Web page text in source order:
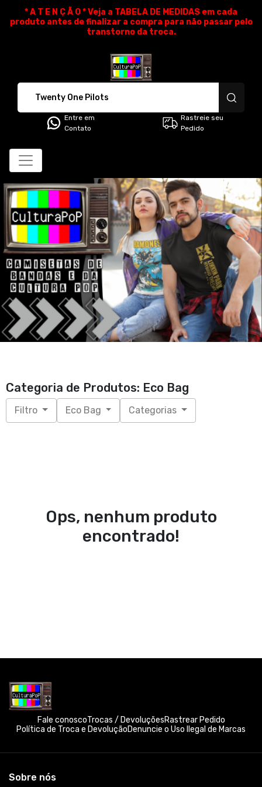
* A T E N Ç Ã O * Veja a TABELA DE MEDIDAS em cada
produto antes de finalizar a compra para não passar pelo
transtorno da troca.
Entre em
Contato
Rastreie seu
Pedido
Categoria de Produtos: Eco Bag
Filtro Eco Bag Categorias
Ops, nenhum produto
encontrado!
Fale conoscoTrocas / DevoluçõesRastrear Pedido
Política de Troca e DevoluçãoDenuncie o Uso Ilegal de Marcas
Sobre nós